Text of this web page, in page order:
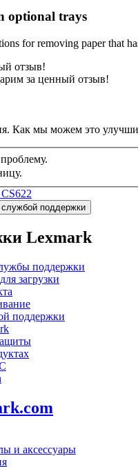
optional trays
for removing paper that
отзыв!
за ценный отзыв!
Как мы можем это
поддержки
Lexmark
поддержки
загрузки
поддержки
и аксессуары